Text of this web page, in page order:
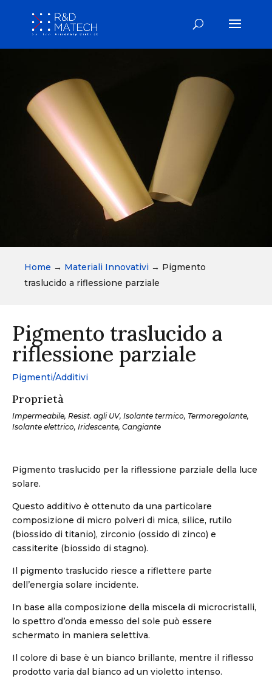
Home → Materiali Innovativi → Pigmento
traslucido a riflessione parziale
Pigmento traslucido a
riflessione parziale
Pigmenti/Additivi
Proprietà
Impermeabile, Resist. agli UV, Isolante termico, Termoregolante,
Isolante elettrico, Iridescente, Cangiante
Pigmento traslucido per la riflessione parziale della luce
solare.
Questo additivo è ottenuto da una particolare
composizione di micro polveri di mica, silice, rutilo
(biossido di titanio), zirconio (ossido di zinco) e
cassiterite (biossido di stagno).
Il pigmento traslucido riesce a riflettere parte
dell’energia solare incidente.
In base alla composizione della miscela di microcristalli,
lo spettro d’onda emesso del sole può essere
schermato in maniera selettiva.
Il colore di base è un bianco brillante, mentre il riflesso
prodotto varia dal bianco ad un violetto intenso.